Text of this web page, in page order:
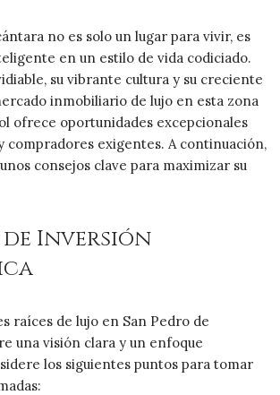
no es solo un lugar para vivir, es
en un estilo de vida codiciado.
su vibrante cultura y su creciente
inmobiliario de lujo en esta zona
ofrece oportunidades excepcionales
compradores exigentes. A continuación,
consejos clave para maximizar su
de Inversión
raíces de lujo en San Pedro de
una visión clara y un enfoque
los siguientes puntos para tomar